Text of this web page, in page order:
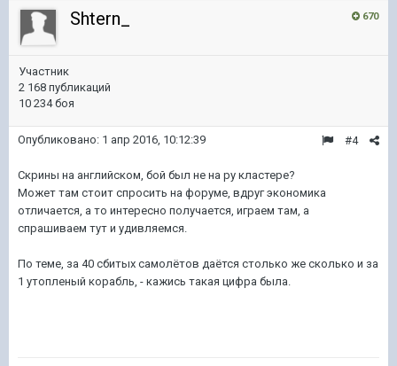
670
Shtern_
Участник
2 168 публикаций
10 234 боя
#4
Опубликовано: 1 апр 2016, 10:12:39
Скрины на английском, бой был не на ру кластере?
Может там стоит спросить на форуме, вдруг экономика
отличается, а то интересно получается, играем там, а
спрашиваем тут и удивляемся.
По теме, за 40 сбитых самолётов даётся столько же сколько и за
1 утопленый корабль, - кажись такая цифра была.